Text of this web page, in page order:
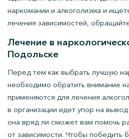
наркомании и алкоголизма и
лечения зависимостей,
Лечение в
Подольске
Перед тем как выбрать лучшую
необходимо обратить внимание
применяются для лечения
в организации идет упор на
она вряд ли сможет вам помочь
от зависимости. Чтобы победить